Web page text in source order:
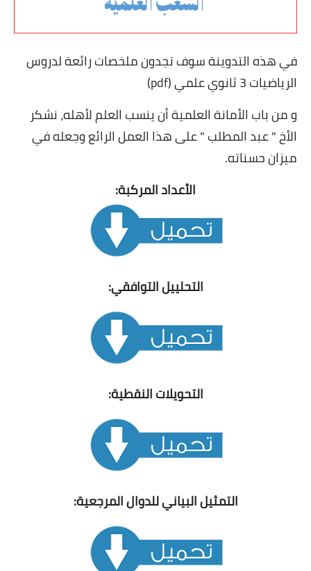
التعليم الثانوي
السنة 1 آداب
السنة 2 آداب
السنة 2 تسيير واقتصاد
السنة 3 آداب
السنة 3 - الشعب العلمية
السنة 3 تسيير واقتصاد
شهادة البكالوريا BAC
التعليم الجامعي
master
الأستاذ
مذكرات
توظيف
في هذه التدوينة سوف تجدون ملخصات رائعة لدروس
الرياضيات 3 ثانوي علمي (pdf)
و من باب الأمانة العلمية أن ينسب العلم لأهله، نشكر
الأخ " عبد المطلب " على هذا العمل الرائع وجعله في
ميزان حسناته.
الأعداد المركبة:
التحلييل التوافقي:
التحويلات النقطية:
التمثيل البياني للدوال المرجعية: